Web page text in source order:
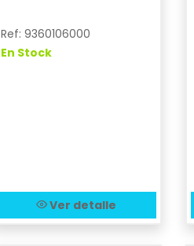
Ref: 9360106000
En Stock
Ver detalle